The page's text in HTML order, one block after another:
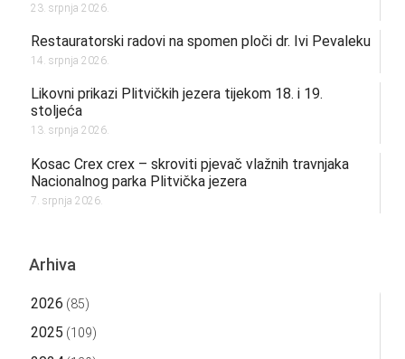
23. srpnja 2026.
Restauratorski radovi na spomen ploči dr. Ivi Pevaleku
14. srpnja 2026.
Likovni prikazi Plitvičkih jezera tijekom 18. i 19.
stoljeća
13. srpnja 2026.
Kosac Crex crex – skroviti pjevač vlažnih travnjaka
Nacionalnog parka Plitvička jezera
7. srpnja 2026.
Arhiva
2026 (85)
2025 (109)